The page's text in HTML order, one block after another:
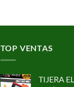
TOP VENTAS
TIJERA